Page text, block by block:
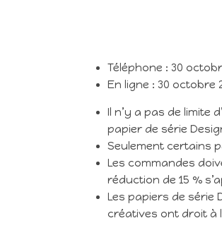
Téléphone : 30
En ligne : 30 octobre
Il n’y a pas de limite
papier de série
Seulement certains
Les commandes
réduction de 15 %
Les papiers de série
créatives ont droit à